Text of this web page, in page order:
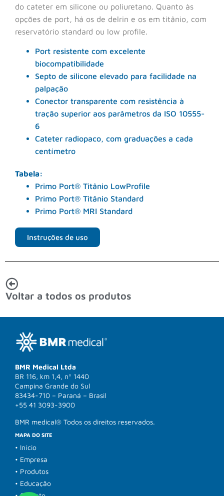
do cateter em silicone ou poliuretano. Quanto às
opções de port, há os de delrin e os em titânio, com
reservatório standard ou low profile.
Port resistente com excelente
biocompatibilidade
Septo de silicone elevado para facilidade na
palpação
Conector transparente com resistência à
tração superior aos parâmetros da ISO 10555-
6
Cateter radiopaco, com graduações a cada
centímetro
Tabela:
Primo Port® Titânio LowProfile
Primo Port® Titânio Standard
Primo Port® MRI Standard
Instruções de uso
Voltar a todos os produtos
BMR Medical Ltda
BR 116, km 1,4, nº 1440
Campina Grande do Sul
83434-710 – Paraná – Brasil
+55 41 3093-3900
BMR medical® Todos os direitos reservados.
MAPA DO SITE
• Início
• Empresa
• Produtos
• Educação